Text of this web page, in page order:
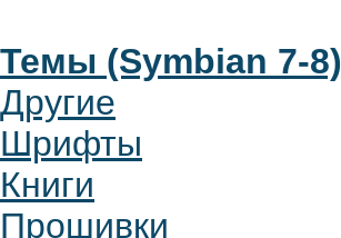
Темы (Symbian 7-8)
Другие
Шрифты
Книги
Прошивки